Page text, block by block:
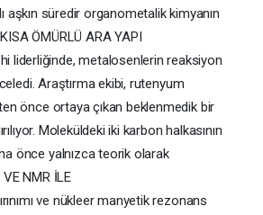
aşkın süredir organometalik kimyanın
ÖMÜRLÜ ARA YAPI
liderliğinde, metalosenlerin reaksiyon
Araştırma ekibi, rutenyum
önce ortaya çıkan beklenmedik bir
Moleküldeki iki karbon halkasının
önce yalnızca teorik olarak
NMR İLE
ve nükleer manyetik rezonans